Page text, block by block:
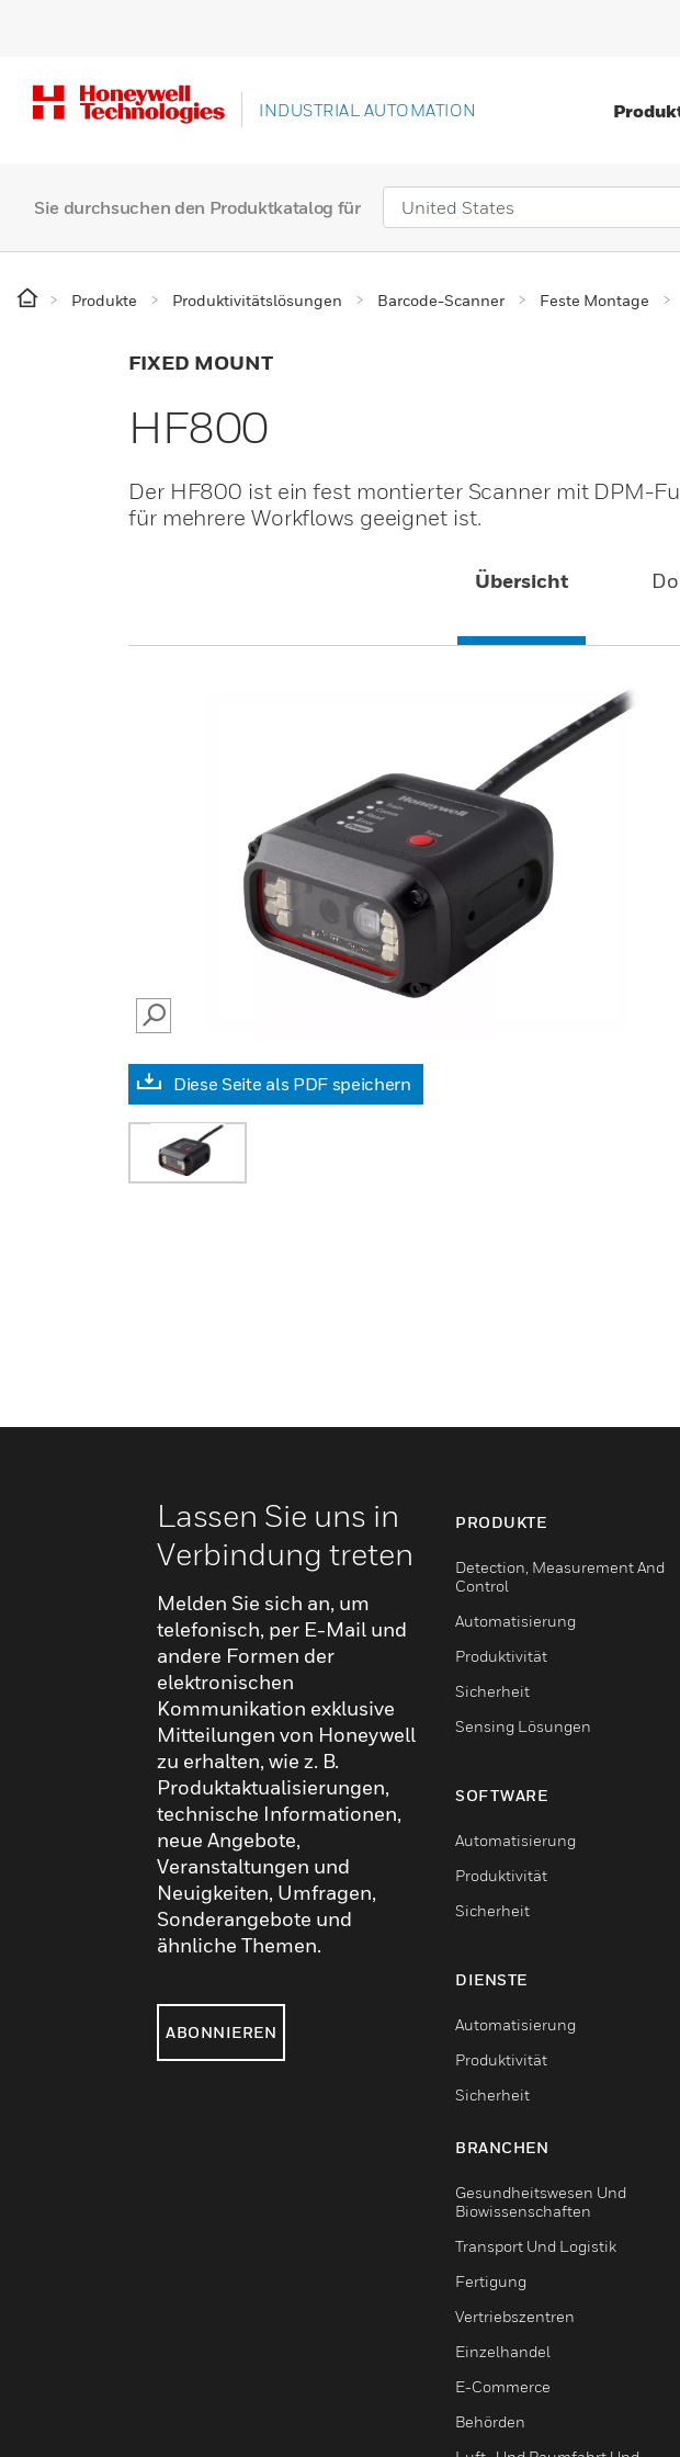
INDUSTRIAL AUTOMATION
Sie durchsuchen den Produktkatalog für
Produkte Produktivitätslösungen Barcode-Scanner Feste Montage
FIXED MOUNT
HF800
Der HF800 ist ein fest montierter Scanner mit DPM-
für mehrere Workflows geeignet ist.
Übersicht
SEARCH
Diese Seite als PDF speichern
Lassen Sie uns in
Verbindung treten
Melden Sie sich an, um
telefonisch, per E-Mail und
andere Formen der
elektronischen
Kommunikation exklusive
Mitteilungen von Honeywell
zu erhalten, wie z. B.
Produktaktualisierungen,
technische Informationen,
neue Angebote,
Veranstaltungen und
Neuigkeiten, Umfragen,
Sonderangebote und
ähnliche Themen.
ABONNIEREN
PRODUKTE
Detection, Measurement And
Control
Automatisierung
Produktivität
Sicherheit
Sensing Lösungen
SOFTWARE
Automatisierung
Produktivität
Sicherheit
DIENSTE
Automatisierung
Produktivität
Sicherheit
BRANCHEN
Gesundheitswesen Und
Biowissenschaften
Transport Und Logistik
Fertigung
Vertriebszentren
Einzelhandel
E-Commerce
Behörden